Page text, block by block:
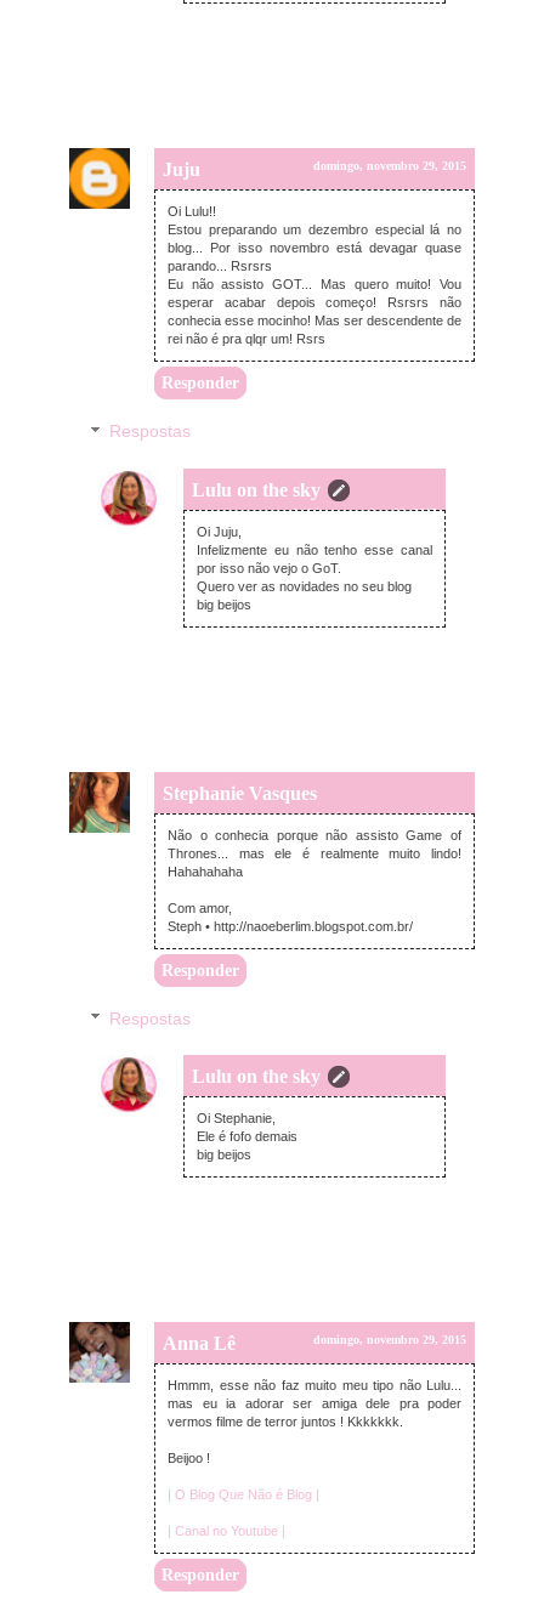
Juju domingo, novembro 29, 2015
Oi Lulu!!
Estou preparando um dezembro especial lá no
blog... Por isso novembro está devagar quase
parando... Rsrsrs
Eu não assisto GOT... Mas quero muito! Vou
esperar acabar depois começo! Rsrsrs não
conhecia esse mocinho! Mas ser descendente de
rei não é pra qlqr um! Rsrs
Responder
Respostas
Lulu on the sky
segunda-feira, novembro 30, 2015
Oi Juju,
Infelizmente eu não tenho esse canal
por isso não vejo o GoT.
Quero ver as novidades no seu blog
big beijos
Stephanie Vasques
domingo, novembro 29, 2015
Não o conhecia porque não assisto Game of
Thrones... mas ele é realmente muito lindo!
Hahahahaha
Com amor,
Steph • http://naoeberlim.blogspot.com.br/
Responder
Respostas
Lulu on the sky
segunda-feira, novembro 30, 2015
Oi Stephanie,
Ele é fofo demais
big beijos
Anna Lê domingo, novembro 29, 2015
Hmmm, esse não faz muito meu tipo não Lulu...
mas eu ia adorar ser amiga dele pra poder
vermos filme de terror juntos ! Kkkkkkk.
Beijoo !
| O Blog Que Não é Blog |
| Canal no Youtube |
Responder